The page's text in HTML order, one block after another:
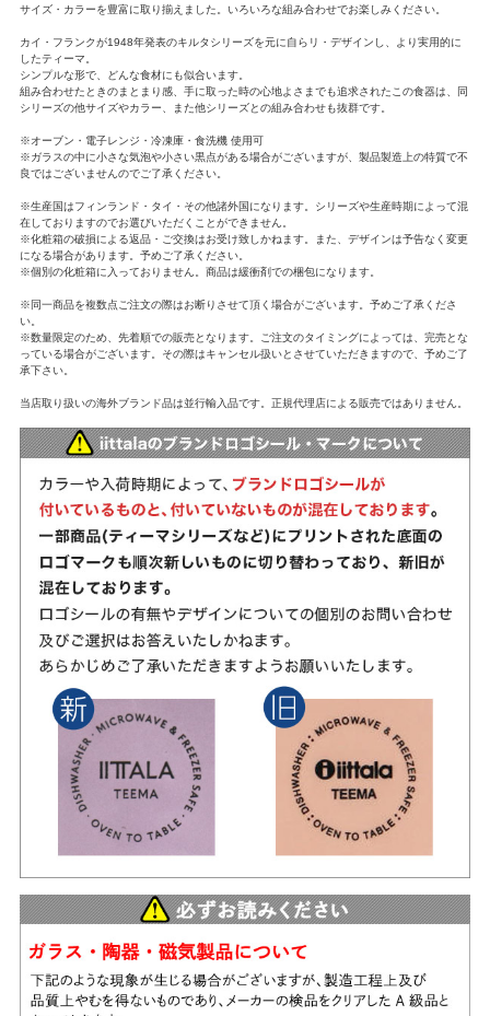
サイズ・カラーを豊富に取り揃えました。いろいろな組み合わせでお楽しみください。
カイ・フランクが1948年発表のキルタシリーズを元に自らリ・デザインし、より実用的に
したティーマ。
シンプルな形で、どんな食材にも似合います。
組み合わせたときのまとまり感、手に取った時の心地よさまでも追求されたこの食器は、同
シリーズの他サイズやカラー、また他シリーズとの組み合わせも抜群です。
※オーブン・電子レンジ・冷凍庫・食洗機 使用可
※ガラスの中に小さな気泡や小さい黒点がある場合がございますが、製品製造上の特質で不
良ではございませんのでご了承ください。
※生産国はフィンランド・タイ・その他諸外国になります。シリーズや生産時期によって混
在しておりますのでお選びいただくことができません。
※化粧箱の破損による返品・ご交換はお受け致しかねます。また、デザインは予告なく変更
になる場合があります。予めご了承ください。
※個別の化粧箱に入っておりません。商品は緩衝剤での梱包になります。
※同一商品を複数点ご注文の際はお断りさせて頂く場合がございます。予めご了承くださ
い。
※数量限定のため、先着順での販売となります。ご注文のタイミングによっては、完売とな
っている場合がございます。その際はキャンセル扱いとさせていただきますので、予めご了
承下さい。
当店取り扱いの海外ブランド品は並行輸入品です。正規代理店による販売ではありません。